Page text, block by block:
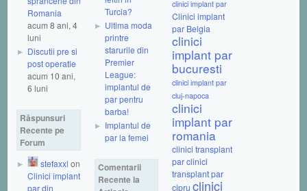
Romania
acum 8 ani, 4
luni
Discutii pre si
post operatie
acum 10 ani,
6 luni
Răspunsuri
Recente pe
Forum
stefaxxl on
Clinici implant
par din
Turcia?
Ultima moda
printre
starurile din
Premier
League:
implantul de
par pentru
barba!
Implantul de
par la femei
Comentarii
Recente la
clinici implant par
Clinici implant
par Belgia
clinici
implant par
bucuresti
clinici implant par
cluj-napoca
clinici
implant par
romania
clinici transplant
parclinici
transplant par
cipru clinici